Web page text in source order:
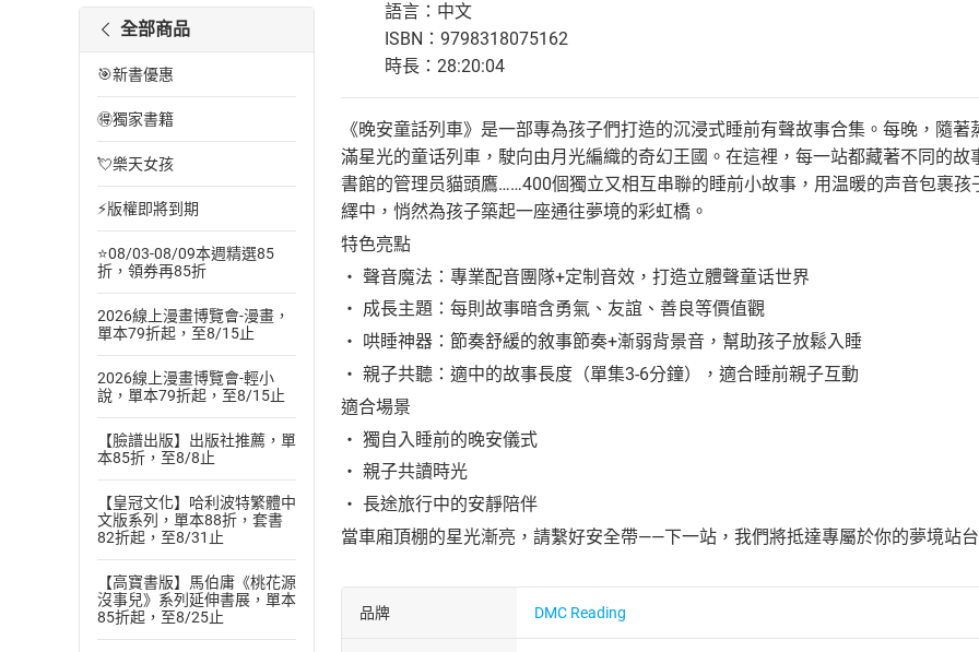
全部商品
🎯新書優惠
🉐獨家書籍
💘樂天女孩
⚡版權即將到期
⭐08/03-08/09本週精選85
折，領券再85折
2026線上漫畫博覽會-漫畫，
單本79折起，至8/15止
2026線上漫畫博覽會-輕小
說，單本79折起，至8/15止
【臉譜出版】出版社推薦，單
本85折，至8/8止
【皇冠文化】哈利波特繁體中
文版系列，單本88折，套書
82折起，至8/31止
【高寶書版】馬伯庸《桃花源
沒事兒》系列延伸書展，單本
85折起，至8/25止
語言：中文
ISBN：9798318075162
時長：28:20:04
《晚安童話列車》是一部專為孩子們打造的沉浸式睡前有聲故事合集。每晚，隨
滿星光的童话列車，駛向由月光編織的奇幻王國。在這裡，每一站都藏著不同的
書館的管理员貓頭鷹……400個獨立又相互串聯的睡前小故事，用温暖的声音包裹
繹中，悄然為孩子築起一座通往夢境的彩虹橋。
特色亮點
・ 聲音魔法：專業配音團隊+定制音效，打造立體聲童话世界
・ 成長主題：每則故事暗含勇氣、友誼、善良等價值觀
・ 哄睡神器：節奏舒緩的敘事節奏+漸弱背景音，幫助孩子放鬆入睡
・ 親子共聽：適中的故事長度（單集3-6分鐘），適合睡前親子互動
適合場景
・ 獨自入睡前的晚安儀式
・ 親子共讀時光
・ 長途旅行中的安靜陪伴
當車廂頂棚的星光漸亮，請繫好安全帶——下一站，我們將抵達專屬於你的夢境站
品牌 DMC Reading